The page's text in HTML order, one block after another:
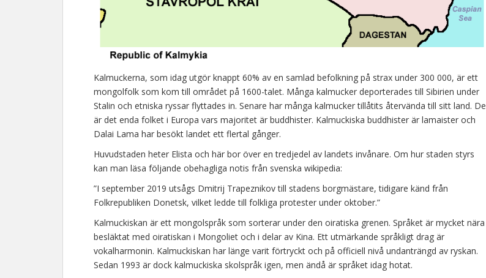
Kalmuckerna, som idag utgör knappt 60% av en samlad befolkning på strax under 300 000, är ett
mongolfolk som kom till området på 1600-talet. Många kalmucker deporterades till Sibirien under
Stalin och etniska ryssar flyttades in. Senare har många kalmucker tillåtits återvända till sitt land. De
är det enda folket i Europa vars majoritet är buddhister. Kalmuckiska buddhister är lamaister och
Dalai Lama har besökt landet ett flertal gånger.
Huvudstaden heter Elista och här bor över en tredjedel av landets invånare. Om hur staden styrs
kan man läsa följande obehagliga notis från svenska wikipedia:
”I september 2019 utsågs Dmitrij Trapeznikov till stadens borgmästare, tidigare känd från
Folkrepubliken Donetsk, vilket ledde till folkliga protester under oktober.”
Kalmuckiskan är ett mongolspråk som sorterar under den oiratiska grenen. Språket är mycket nära
besläktat med oiratiskan i Mongoliet och i delar av Kina. Ett utmärkande språkligt drag är
vokalharmonin. Kalmuckiskan har länge varit förtryckt och på officiell nivå undanträngd av ryskan.
Sedan 1993 är dock kalmuckiska skolspråk igen, men ändå är språket idag hotat.